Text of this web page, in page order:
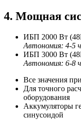
4. Мощная
ИБП 2000 Вт
Автономия: 4-5
ИБП 3000 Вт
Автономия: 6-8
Все значения
Для точного
оборудования
Аккумуляторы
синусоидой